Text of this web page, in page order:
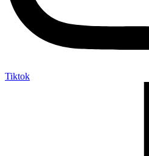
Tiktok